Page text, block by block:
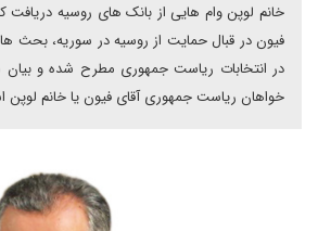
خانم لوپن وام هایی از بانک های روسیه دریافت
فیون در قبال حمایت از روسیه در سوریه، بحث
در انتخابات ریاست جمهوری مطرح شده و
خواهان ریاست جمهوری آقای فیون یا خانم